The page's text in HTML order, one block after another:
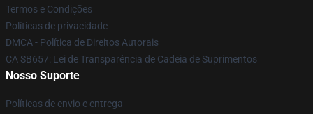
Termos e Condições
Políticas de privacidade
DMCA - Política de Direitos Autorais
CA SB657: Lei de Transparência de Cadeia de Suprimentos
Nosso Suporte
Políticas de envio e entrega